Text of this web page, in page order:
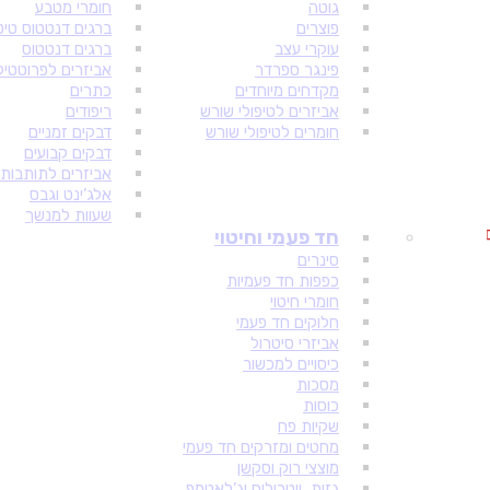
גוטה
פוצרים
עוקרי עצב
פינגר ספרדר
מקדחים מיוחדים
אביזרים לטיפולי שורש
חומרים לטיפולי שורש
חומרי מטבע
ברגים דנטטוס
ברגים דנטטוס
אביזרים
כתרים
ריפודים
דבקים זמניים
דבקים קבועים
אביזרים לתותבות
אלג’ינט וגבס
שעוות למנשך
חד פעמי וחיטוי
סינרים
כפפות חד פעמיות
חומרי חיטוי
חלוקים חד פעמי
אביזרי סיטרול
כיסויים למכשור
מסכות
כוסות
שקיות פח
מחטים ומזרקים חד פעמי
מוצצי רוק וסקשן